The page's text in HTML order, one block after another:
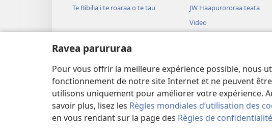
Ravea parururaa
Pour vous offrir la meilleure expérience possible, nous
fonctionnement de notre site Internet et ne peuvent
utilisons uniquement pour améliorer votre expérience.
savoir plus, lisez les Règles mondiales d’utilisation des
en vous rendant sur la page des Règles de confidentialité
Te Bibilia i te roaraa o te tau
JW Haapurororaa teata
Video
Taioraa Bibilia e au i te teata
Copyright© 2026 Watch Tower Bible and Tract